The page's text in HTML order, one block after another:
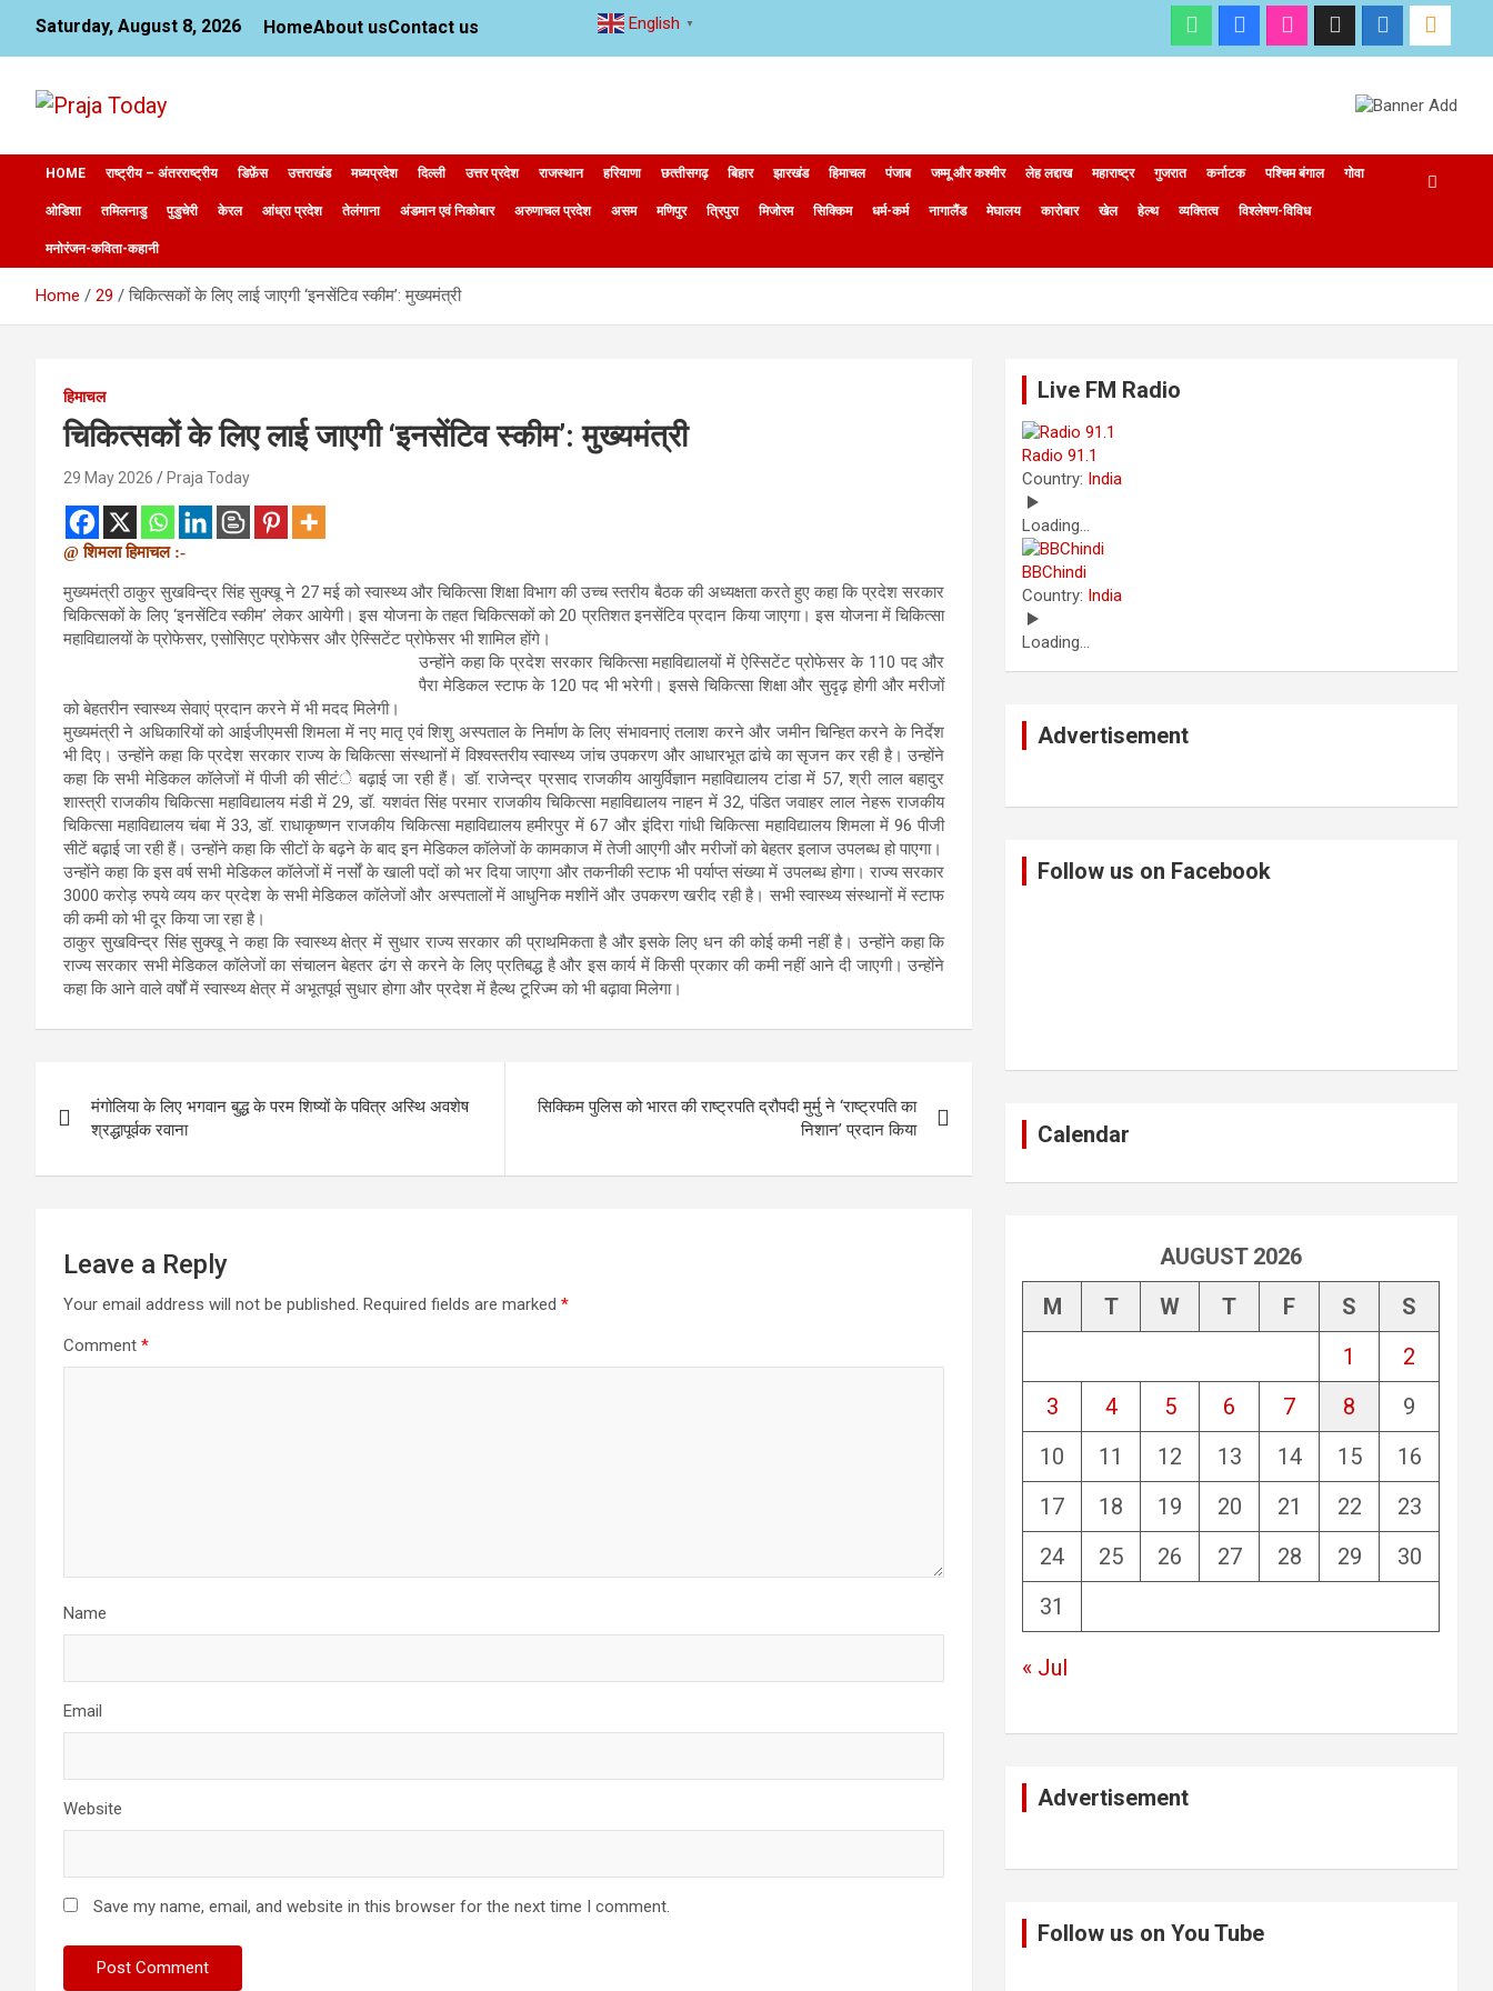
content
Saturday, August 8, 2026 HomeAbout usContact us
Praja Today
HOME राष्ट्रीय – अंतरराष्ट्रीय डिफ़ेंस उत्तराखंड मध्यप्रदेश दिल्ली उत्तर प्रदेश राजस्थान हरियाणा छत्‍तीसगढ़ बिहार झारखंड हिमाचल पंजाब जम्मू और कश्मीर लेह लद्दाख महाराष्ट्र गुजरात कर्नाटक पश्चिम बंगाल गोवा
ओडिशा तमिलनाडु पुडुचेरी केरल आंध्रा प्रदेश तेलंगाना अंडमान एवं निकोबार अरुणाचल प्रदेश असम मणिपुर त्रिपुरा मिजोरम सिक्किम धर्म-कर्म नागालैंड मेघालय कारोबार खेल हेल्थ व्यक्तित्व विश्लेषण-विविध
मनोरंजन-कविता-कहानी
Home 29 चिकित्सकों के लिए लाई जाएगी ‘इनसेंटिव स्कीम’: मुख्यमंत्री
हिमाचल
चिकित्सकों के लिए लाई जाएगी ‘इनसेंटिव स्कीम’: मुख्यमंत्री
29 May 2026 Praja Today
@ शिमला हिमाचल :-
मुख्यमंत्री ठाकुर सुखविन्द्र सिंह सुक्खू ने 27 मई को स्वास्थ्य और चिकित्सा शिक्षा विभाग की उच्च स्तरीय बैठक की अध्यक्षता करते हुए कहा कि प्रदेश सरकार
चिकित्सकों के लिए ‘इनसेंटिव स्कीम’ लेकर आयेगी। इस योजना के तहत चिकित्सकों को 20 प्रतिशत इनसेंटिव प्रदान किया जाएगा। इस योजना में चिकित्सा
महाविद्यालयों के प्रोफेसर, एसोसिएट प्रोफेसर और ऐस्सिटेंट प्रोफेसर भी शामिल होंगे।
उन्होंने कहा कि प्रदेश सरकार चिकित्सा महाविद्यालयों में ऐस्सिटेंट प्रोफेसर के 110 पद और
पैरा मेडिकल स्टाफ के 120 पद भी भरेगी। इससे चिकित्सा शिक्षा और सुदृढ़ होगी और मरीजों
को बेहतरीन स्वास्थ्य सेवाएं प्रदान करने में भी मदद मिलेगी।
मुख्यमंत्री ने अधिकारियों को आईजीएमसी शिमला में नए मातृ एवं शिशु अस्पताल के निर्माण के लिए संभावनाएं तलाश करने और जमीन चिन्हित करने के निर्देश
भी दिए। उन्होंने कहा कि प्रदेश सरकार राज्य के चिकित्सा संस्थानों में विश्वस्तरीय स्वास्थ्य जांच उपकरण और आधारभूत ढांचे का सृजन कर रही है। उन्होंने
कहा कि सभी मेडिकल कॉलेजों में पीजी की सीटंे बढ़ाई जा रही हैं। डॉ. राजेन्द्र प्रसाद राजकीय आयुर्विज्ञान महाविद्यालय टांडा में 57, श्री लाल बहादुर
शास्त्री राजकीय चिकित्सा महाविद्यालय मंडी में 29, डॉ. यशवंत सिंह परमार राजकीय चिकित्सा महाविद्यालय नाहन में 32, पंडित जवाहर लाल नेहरू राजकीय
चिकित्सा महाविद्यालय चंबा में 33, डॉ. राधाकृष्णन राजकीय चिकित्सा महाविद्यालय हमीरपुर में 67 और इंदिरा गांधी चिकित्सा महाविद्यालय शिमला में 96 पीजी
सीटें बढ़ाई जा रही हैं। उन्होंने कहा कि सीटों के बढ़ने के बाद इन मेडिकल कॉलेजों के कामकाज में तेजी आएगी और मरीजों को बेहतर इलाज उपलब्ध हो पाएगा।
उन्होंने कहा कि इस वर्ष सभी मेडिकल कॉलेजों में नर्सों के खाली पदों को भर दिया जाएगा और तकनीकी स्टाफ भी पर्याप्त संख्या में उपलब्ध होगा। राज्य सरकार
3000 करोड़ रुपये व्यय कर प्रदेश के सभी मेडिकल कॉलेजों और अस्पतालों में आधुनिक मशीनें और उपकरण खरीद रही है। सभी स्वास्थ्य संस्थानों में स्टाफ
की कमी को भी दूर किया जा रहा है।
ठाकुर सुखविन्द्र सिंह सुक्खू ने कहा कि स्वास्थ्य क्षेत्र में सुधार राज्य सरकार की प्राथमिकता है और इसके लिए धन की कोई कमी नहीं है। उन्होंने कहा कि
राज्य सरकार सभी मेडिकल कॉलेजों का संचालन बेहतर ढंग से करने के लिए प्रतिबद्ध है और इस कार्य में किसी प्रकार की कमी नहीं आने दी जाएगी। उन्होंने
कहा कि आने वाले वर्षों में स्वास्थ्य क्षेत्र में अभूतपूर्व सुधार होगा और प्रदेश में हैल्थ टूरिज्म को भी बढ़ावा मिलेगा।
navigation
मंगोलिया के लिए भगवान बुद्ध के परम शिष्यों के पवित्र अस्थि अवशेष
श्रद्धापूर्वक रवाना
सिक्किम पुलिस को भारत की राष्ट्रपति द्रौपदी मुर्मु ने ‘राष्ट्रपति का
निशान’ प्रदान किया
Leave a Reply
Your email address will not be published. Required fields are marked *
Comment *
Name
Email
Website
Save my name, email, and website in this browser for the next time I comment.
Live FM Radio
Radio 91.1
Country: India
Loading...
BBChindi
Country: India
Loading...
Advertisement
Follow us on Facebook
Calendar
AUGUST 2026
M
T W T F S
S
1
2
3
4 5 6 7 8
9
10
11 12 13 14 15
16
17
18 19 20 21 22
23
24
25 26 27 28 29
30
31
« Jul
Advertisement
Follow us on You Tube
English ▼